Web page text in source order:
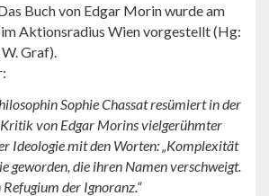
Buch von Edgar Morin wurde am
Aktionsradius Wien vorgestellt (Hg:
Graf).
Sophie Chassat resümiert in der
von Edgar Morins vielgerühmter
Ideologie mit den Worten: „Komplexität
geworden, die ihren Namen verschweigt.
der Ignoranz.“